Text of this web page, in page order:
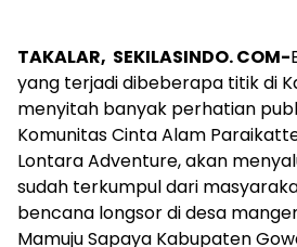
TAKALAR, SEKILASINDO. COM-
yang terjadi dibeberapa titik di
menyitah banyak perhatian
Komunitas Cinta Alam
Lontara Adventure, akan
sudah terkumpul dari
bencana longsor di desa
Mamuju Sapaya Kabupaten